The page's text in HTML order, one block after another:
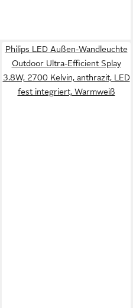
Philips LED Außen-Wandleuchte
Outdoor Ultra-Efficient Splay
3.8W, 2700 Kelvin, anthrazit, LED
fest integriert, Warmweiß